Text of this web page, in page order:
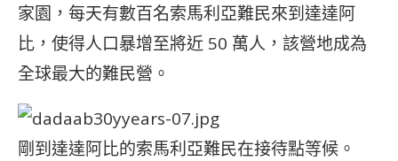
家園，每天有數百名索馬利亞難民來到達達阿
比，使得人口暴增至將近 50 萬人，該營地成為
全球最大的難民營。
剛到達達阿比的索馬利亞難民在接待點等候。